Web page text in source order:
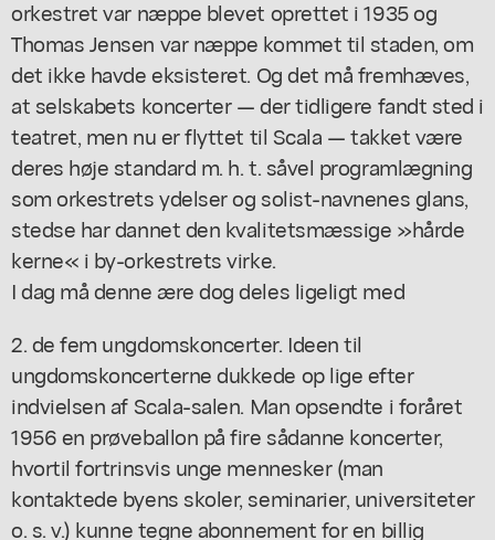
orkestret var næppe blevet oprettet i 1935 og
Thomas Jensen var næppe kommet til staden, om
det ikke havde eksisteret. Og det må fremhæves,
at selskabets koncerter — der tidligere fandt sted i
teatret, men nu er flyttet til Scala — takket være
deres høje standard m. h. t. såvel programlægning
som orkestrets ydelser og solist-navnenes glans,
stedse har dannet den kvalitetsmæssige »hårde
kerne« i by-orkestrets virke.
I dag må denne ære dog deles ligeligt med
2. de fem ungdomskoncerter. Ideen til
ungdomskoncerterne dukkede op lige efter
indvielsen af Scala-salen. Man opsendte i foråret
1956 en prøveballon på fire sådanne koncerter,
hvortil fortrinsvis unge mennesker (man
kontaktede byens skoler, seminarier, universiteter
o. s. v.) kunne tegne abonnement for en billig